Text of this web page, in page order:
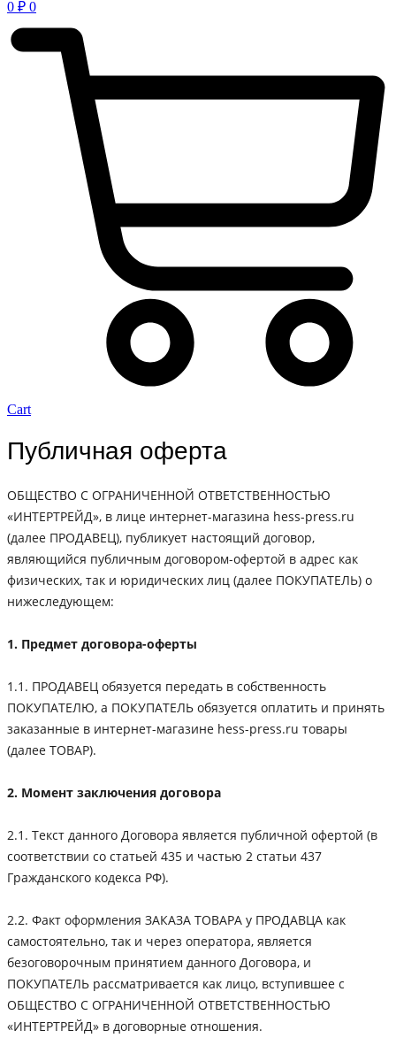
0 ₽ 0
Cart
Публичная оферта
ОБЩЕСТВО С ОГРАНИЧЕННОЙ ОТВЕТСТВЕННОСТЬЮ
«ИНТЕРТРЕЙД», в лице интернет-магазина hess-press.ru
(далее ПРОДАВЕЦ), публикует настоящий договор,
являющийся публичным договором-офертой в адрес как
физических, так и юридических лиц (далее ПОКУПАТЕЛЬ) о
нижеследующем:
1. Предмет договора-оферты
1.1. ПРОДАВЕЦ обязуется передать в собственность
ПОКУПАТЕЛЮ, а ПОКУПАТЕЛЬ обязуется оплатить и принять
заказанные в интернет-магазине hess-press.ru товары
(далее ТОВАР).
2. Момент заключения договора
2.1. Текст данного Договора является публичной офертой (в
соответствии со статьей 435 и частью 2 статьи 437
Гражданского кодекса РФ).
2.2. Факт оформления ЗАКАЗА ТОВАРА у ПРОДАВЦА как
самостоятельно, так и через оператора, является
безоговорочным принятием данного Договора, и
ПОКУПАТЕЛЬ рассматривается как лицо, вступившее с
ОБЩЕСТВО С ОГРАНИЧЕННОЙ ОТВЕТСТВЕННОСТЬЮ
«ИНТЕРТРЕЙД» в договорные отношения.